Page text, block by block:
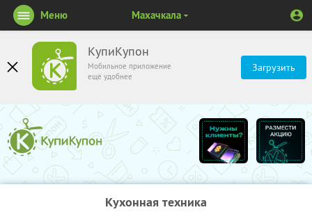
КупиКупон
Мобильное приложение
ещё удобнее
Загрузить
Меню Махачкала
Кухонная техника